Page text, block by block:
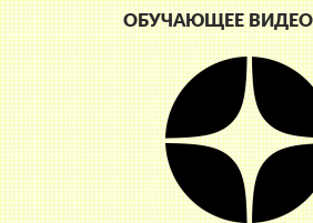
ОБУЧАЮЩЕЕ